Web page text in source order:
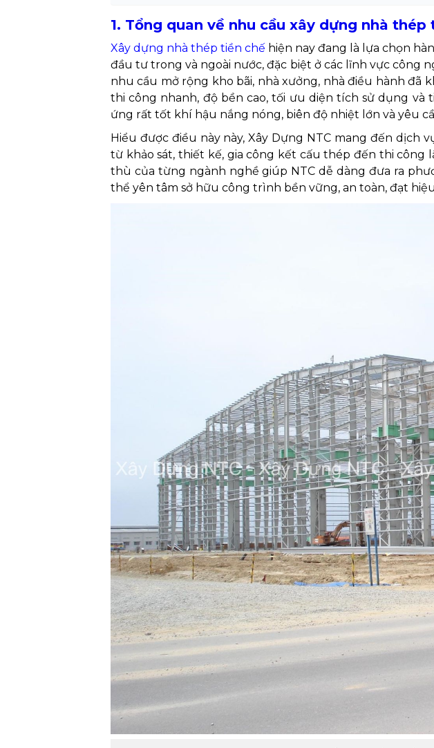
1. Tổng quan về nhu cầu xây dựng nhà
Xây dựng nhà thép tiền chế hiện nay đang là lựa chọn
đầu tư trong và ngoài nước, đặc biệt ở các lĩnh vực công
nhu cầu mở rộng kho bãi, nhà xưởng, nhà điều hành đã
thi công nhanh, độ bền cao, tối ưu diện tích sử dụng
ứng rất tốt khí hậu nắng nóng, biên độ nhiệt lớn và yêu
Hiểu được điều này này, Xây Dựng NTC mang đến dịch
từ khảo sát, thiết kế, gia công kết cấu thép đến thi
thù của từng ngành nghề giúp NTC dễ dàng đưa ra
thể yên tâm sở hữu công trình bền vững, an toàn, đạt